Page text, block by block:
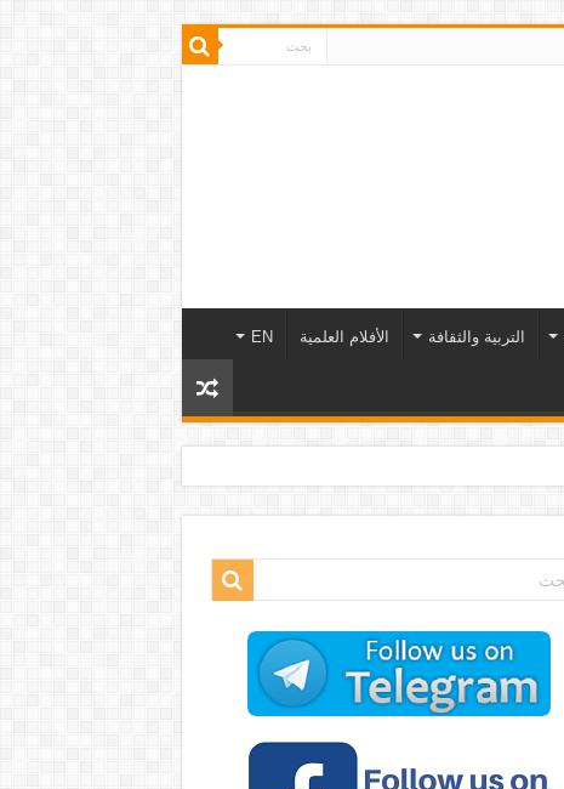
التربية والثقافة الأفلام العلمية EN